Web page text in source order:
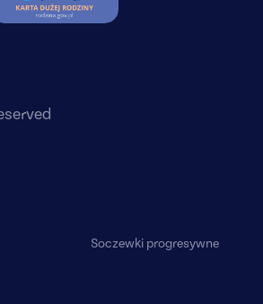
Soczewki progresywne